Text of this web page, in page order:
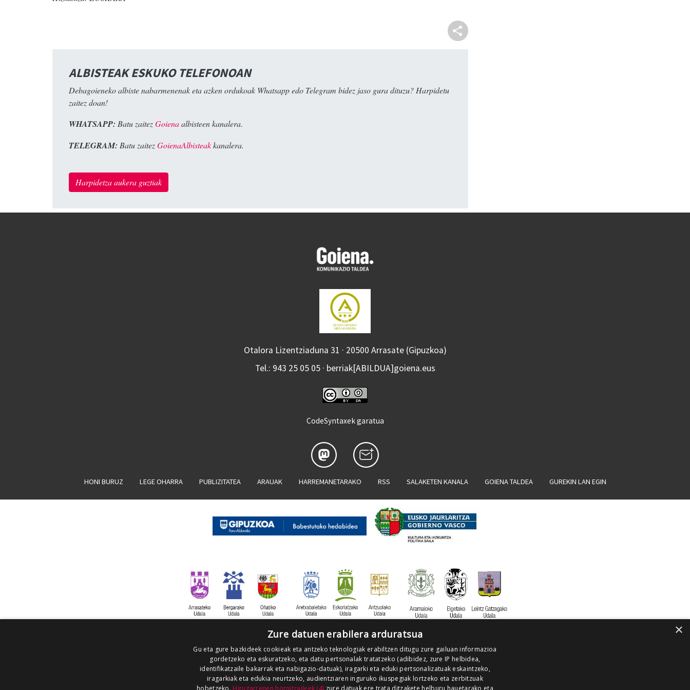
ALBISTEAK ESKUKO TELEFONOAN
Debagoieneko albiste nabarmenenak eta azken ordukoak Whatsapp edo Telegram bidez jaso gura dituzu? Harpidetu
zaitez doan!
WHATSAPP: Batu zaitezGoienaalbisteen kanalera.
TELEGRAM: Batu zaitezGoienaAlbisteakkanalera.
Harpidetza aukera guztiak
Otalora Lizentziaduna 31 · 20500 Arrasate (Gipuzkoa)
Tel.: 943 25 05 05 · berriak[ABILDUA]goiena.eus
CodeSyntaxek garatua
HONI BURUZ LEGE OHARRA PUBLIZITATEA ARAUAK HARREMANETARAKO RSS SALAKETEN KANALA GOIENA TALDEA GUREKIN LAN EGIN
×
Zure datuen erabilera arduratsua
Gu eta gure bazkideek cookieak eta antzeko teknologiak erabiltzen ditugu zure gailuan informazioa
gordetzeko eta eskuratzeko, eta datu pertsonalak tratatzeko (adibidez, zure IP helbidea,
identifikatzaile bakarrak eta nabigazio-datuak), iragarki eta eduki pertsonalizatuak eskaintzeko,
iragarkiak eta edukia neurtzeko, audientziaren inguruko ikuspegiak lortzeko eta zerbitzuak
hobetzeko. Hirugarrenen hornitzaileek (4) zure datuak ere trata ditzakete helburu hauetarako eta